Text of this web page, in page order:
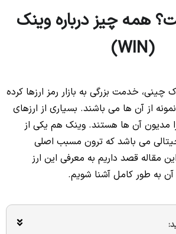
همه چیز درباره وینک
(WIN)
چینی، خدمت بزرگی به بازار رمز ارزها کرده
از آن ها می باشند. بسیاری از ارزهای
مدیون آن ها هستند. وینک هم یکی از
می باشد که ترون مسبب اصلی
مقاله قصد داریم به معرفی این ارز
آن به طور کامل آشنا شویم.